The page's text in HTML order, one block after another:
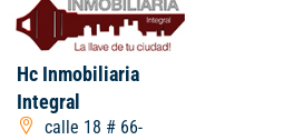
Hc Inmobiliaria
Integral
calle 18 # 66-